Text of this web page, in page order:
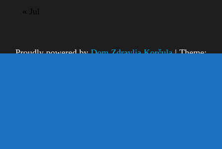
« Jul
Proudly powered byDom Zdravlja Korčula |Theme: